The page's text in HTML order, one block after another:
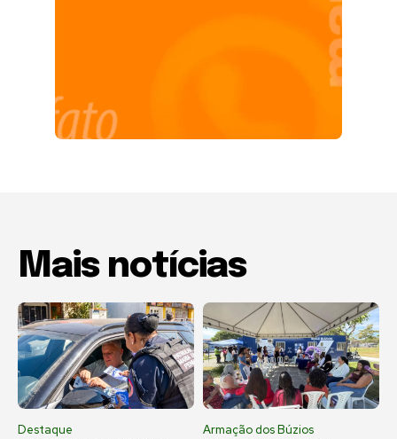
Mais notícias
Destaque Armação dos Búzios